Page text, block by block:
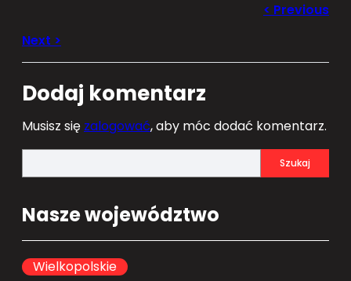
Dodaj komentarz
Musisz się zalogować, aby móc dodać komentarz.
e
r
c
h
Szukaj
Nasze województwo
Wielkopolskie